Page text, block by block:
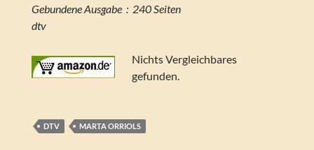
Gebundene Ausgabe ‏ : ‎ 240 Seiten
dtv
Nichts Vergleichbares
gefunden.
DTV MARTA ORRIOLS